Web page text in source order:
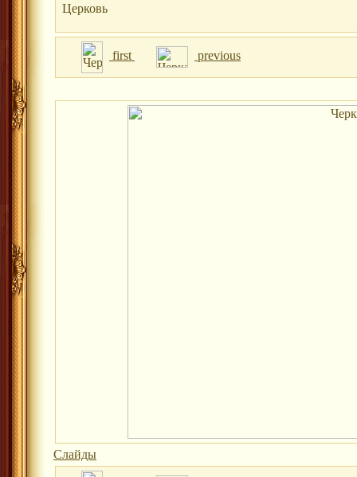
Церковь
first previous
Слайды